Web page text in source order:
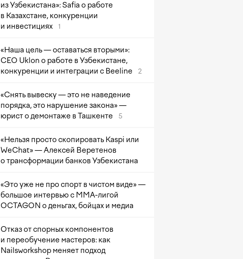
из Узбекистана»: Safia о работе
в Казахстане, конкуренции
и инвестициях
1
«Наша цель — оставаться вторыми»:
CEO Uklon о работе в Узбекистане,
конкуренции и интеграции с Beeline
2
«Снять вывеску — это не наведение
порядка, это нарушение закона» —
юрист о демонтаже в Ташкенте
5
«Нельзя просто скопировать Kaspi или
WeChat» — Алексей Веретенов
о трансформации банков Узбекистана
«Это уже не про спорт в чистом виде» —
большое интервью с ММА-лигой
OCTAGON о деньгах, бойцах и медиа
Отказ от спорных компонентов
и переобучение мастеров: как
Nailsworkshop меняет подход